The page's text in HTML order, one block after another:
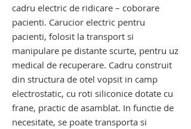
cadru electric de ridicare – coborare
pacienti. Carucior electric pentru
pacienti, folosit la transport si
manipulare pe distante scurte, pentru uz
medical de recuperare. Cadru construit
din structura de otel vopsit in camp
electrostatic, cu roti siliconice dotate cu
frane, practic de asamblat. In functie de
necesitate, se poate transporta si